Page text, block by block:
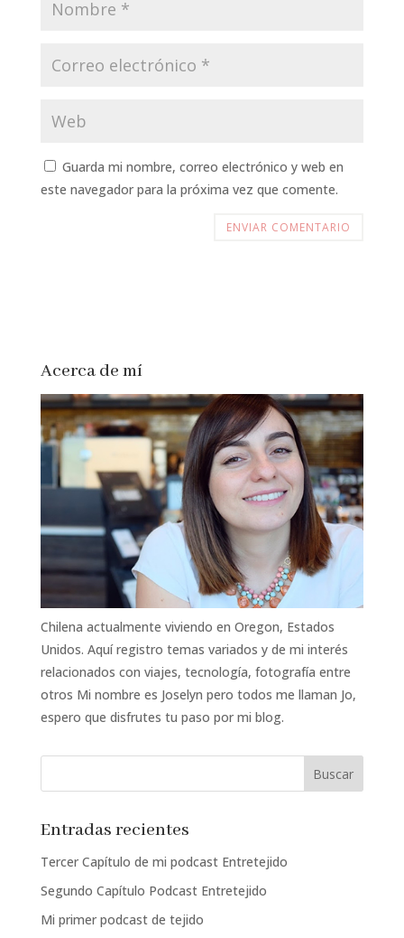
Guarda mi nombre, correo electrónico y web en
este navegador para la próxima vez que comente.
Acerca de mí
Chilena actualmente viviendo en Oregon, Estados
Unidos. Aquí registro temas variados y de mi interés
relacionados con viajes, tecnología, fotografía entre
otros Mi nombre es Joselyn pero todos me llaman Jo,
espero que disfrutes tu paso por mi blog.
Entradas recientes
Tercer Capítulo de mi podcast Entretejido
Segundo Capítulo Podcast Entretejido
Mi primer podcast de tejido